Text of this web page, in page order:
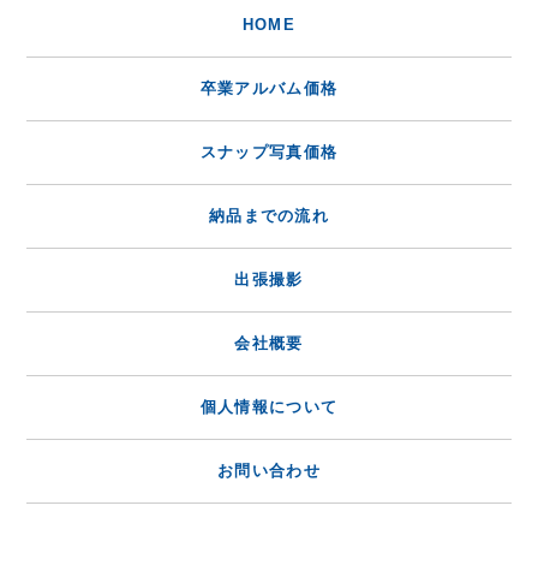
HOME
卒業アルバム価格
スナップ写真価格
納品までの流れ
出張撮影
会社概要
個人情報について
お問い合わせ